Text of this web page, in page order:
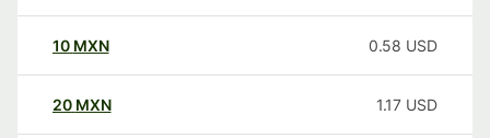
10 MXN 0.58 USD
20 MXN 1.17 USD